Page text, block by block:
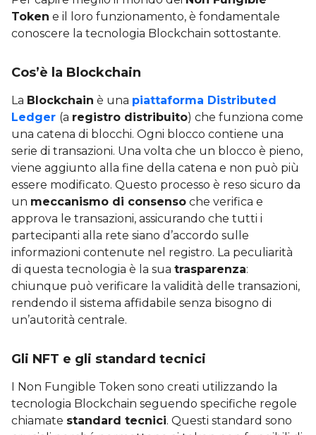
Token e il loro funzionamento, è fondamentale
conoscere la tecnologia Blockchain sottostante.
Cos’è la Blockchain
La Blockchain è una piattaforma Distributed
Ledger (a registro distribuito) che funziona come
una catena di blocchi. Ogni blocco contiene una
serie di transazioni. Una volta che un blocco è pieno,
viene aggiunto alla fine della catena e non può più
essere modificato. Questo processo è reso sicuro da
un meccanismo di consenso che verifica e
approva le transazioni, assicurando che tutti i
partecipanti alla rete siano d’accordo sulle
informazioni contenute nel registro. La peculiarità
di questa tecnologia è la sua trasparenza:
chiunque può verificare la validità delle transazioni,
rendendo il sistema affidabile senza bisogno di
un’autorità centrale.
Gli NFT e gli standard tecnici
I Non Fungible Token sono creati utilizzando la
tecnologia Blockchain seguendo specifiche regole
chiamate standard tecnici. Questi standard sono